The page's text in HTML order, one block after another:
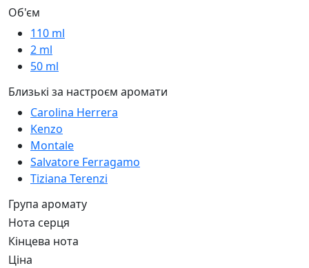
Об'єм
110 ml
2 ml
50 ml
Близькі за настроєм аромати
Carolina Herrera
Kenzo
Montale
Salvatore Ferragamo
Tiziana Terenzi
Група аромату
Нота серця
Кінцева нота
Ціна